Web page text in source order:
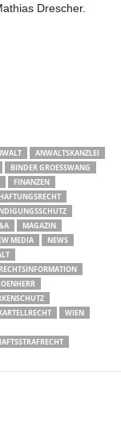
Drescher.
ANWALTSKANZLEI
BINDER GROESSWANG
FINANZEN
HAFTUNGSRECHT
MAGAZIN
MEDIA
NEWS
RECHTSINFORMATION
WIEN